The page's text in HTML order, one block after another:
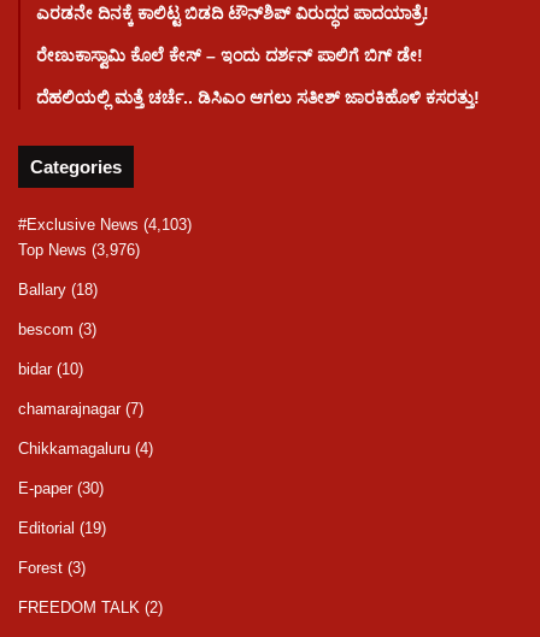
ಎರಡನೇ ದಿನಕ್ಕೆ ಕಾಲಿಟ್ಟ ಬಿಡದಿ ಟೌನ್​ಶಿಪ್ ವಿರುದ್ಧದ ಪಾದಯಾತ್ರೆ!
ರೇಣುಕಾಸ್ವಾಮಿ ಕೊಲೆ‌ ಕೇಸ್​ – ಇಂದು ದರ್ಶನ್ ಪಾಲಿಗೆ ಬಿಗ್ ಡೇ!
ದೆಹಲಿಯಲ್ಲಿ ಮತ್ತೆ ಚರ್ಚೆ.. ಡಿಸಿಎಂ ಆಗಲು ಸತೀಶ್ ಜಾರಕಿಹೊಳಿ ಕಸರತ್ತು!
Categories
#Exclusive News (4,103)
Top News (3,976)
Ballary (18)
bescom (3)
bidar (10)
chamarajnagar (7)
Chikkamagaluru (4)
E-paper (30)
Editorial (19)
Forest (3)
FREEDOM TALK (2)